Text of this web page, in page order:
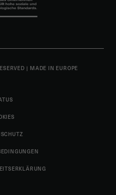
| MADE IN EUROPE